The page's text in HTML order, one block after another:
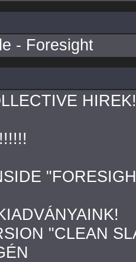
HIREK!
"CLEAN